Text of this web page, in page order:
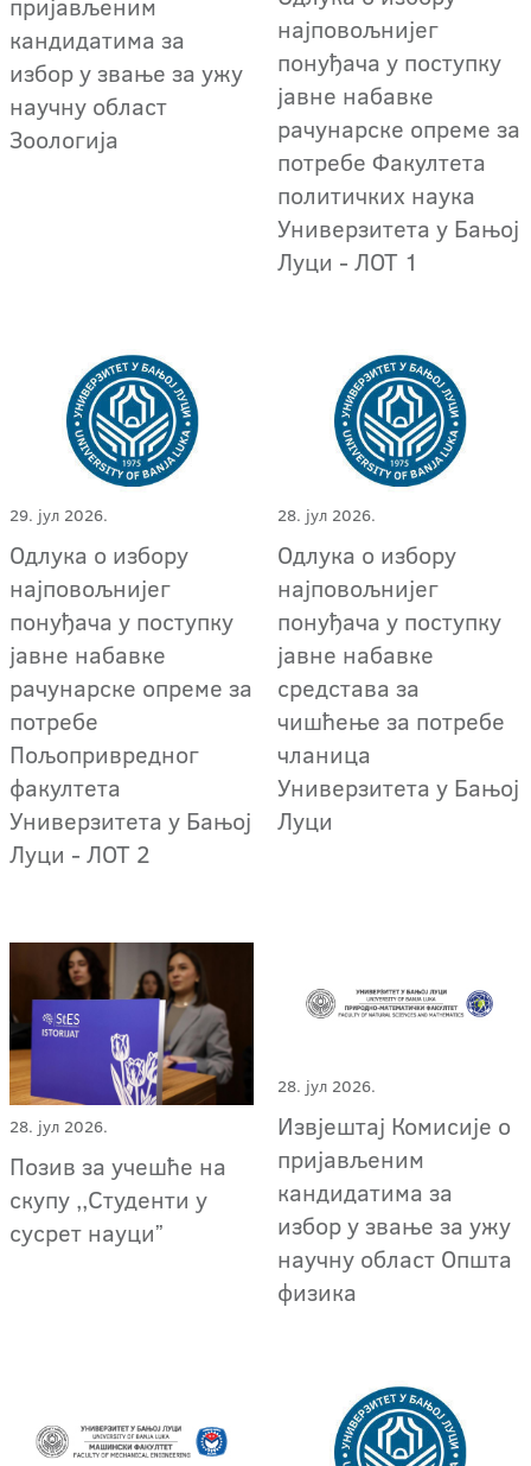
кандидатима за
избор у звање за ужу
научну област
Зоологија
најповољнијег
понуђача у поступку
јавне набавке
рачунарске опреме за
потребе Факултета
политичких наука
Универзитета у Бањој
Луци - ЛОТ 1
29. јул 2026.
Oдлука о избору
најповољнијег
понуђача у поступку
јавне набавке
рачунарске опреме за
потребе
Пољопривредног
факултета
Универзитета у Бањој
Луци - ЛОТ 2
28. јул 2026.
Oдлука о избору
најповољнијег
понуђача у поступку
јавне набавке
средстава за
чишћење за потребе
чланица
Универзитета у Бањој
Луци
28. јул 2026.
Позив за учешће на
скупу ,,Студенти у
сусрет науциˮ
28. јул 2026.
Извјештај Комисије о
пријављеним
кандидатима за
избор у звање за ужу
научну област Општа
физика